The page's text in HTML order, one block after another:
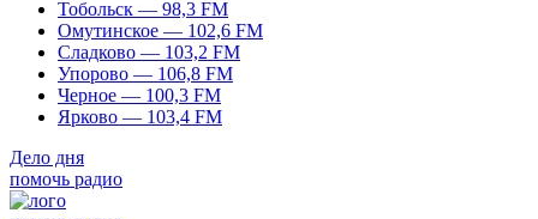
Тобольск — 98,3 FM
Омутинское — 102,6 FM
Сладково — 103,2 FM
Упорово — 106,8 FM
Черное — 100,3 FM
Ярково — 103,4 FM
Дело дня
помочь радио